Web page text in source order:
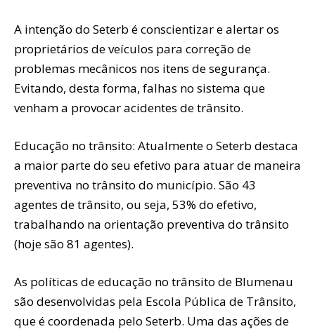
A intenção do Seterb é conscientizar e alertar os
proprietários de veículos para correção de
problemas mecânicos nos itens de segurança.
Evitando, desta forma, falhas no sistema que
venham a provocar acidentes de trânsito.
Educação no trânsito: Atualmente o Seterb destaca
a maior parte do seu efetivo para atuar de maneira
preventiva no trânsito do município. São 43
agentes de trânsito, ou seja, 53% do efetivo,
trabalhando na orientação preventiva do trânsito
(hoje são 81 agentes).
As políticas de educação no trânsito de Blumenau
são desenvolvidas pela Escola Pública de Trânsito,
que é coordenada pelo Seterb. Uma das ações de